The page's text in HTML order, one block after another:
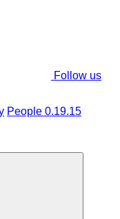
Follow us
People 0.19.15